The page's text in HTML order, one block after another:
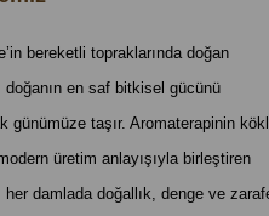
bereketli topraklarında doğan
doğanın en saf bitkisel gücünü
günümüze taşır. Aromaterapinin
üretim anlayışıyla birleştiren
her damlada doğallık, denge ve